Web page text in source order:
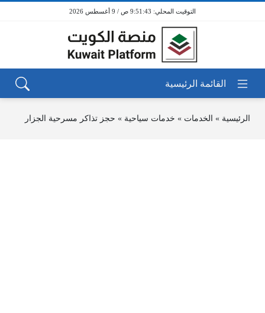
9:51:43 ص / 9 أغسطس 2026
الرئيسية » الخدمات » خدمات سياحية » حجز تذاكر مسرحية الجزار